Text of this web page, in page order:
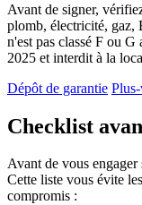
Avant de signer,
plomb, électricité, gaz,
n'est pas classé F ou
2025 et interdit à la
Dépôt de garantie
Checklist
Avant de vous engager
Cette liste vous évite
compromis :